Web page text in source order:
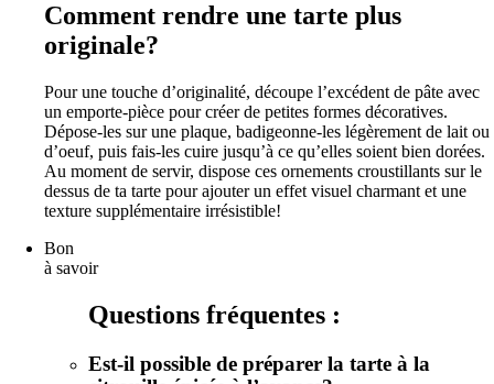
Comment rendre une tarte plus
originale?
Pour une touche d’originalité, découpe l’excédent de pâte avec
un emporte-pièce pour créer de petites formes décoratives.
Dépose-les sur une plaque, badigeonne-les légèrement de lait ou
d’oeuf, puis fais-les cuire jusqu’à ce qu’elles soient bien dorées.
Au moment de servir, dispose ces ornements croustillants sur le
dessus de ta tarte pour ajouter un effet visuel charmant et une
texture supplémentaire irrésistible!
Bon
à savoir
Questions fréquentes :
Est-il possible de préparer la tarte à la